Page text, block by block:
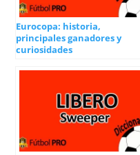
Eurocopa: historia,
principales ganadores y
curiosidades